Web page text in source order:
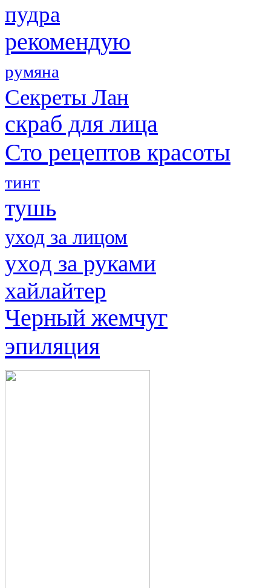
пудра
рекомендую
румяна
Секреты Лан
скраб для лица
Сто рецептов красоты
тинт
тушь
уход за лицом
уход за руками
хайлайтер
Черный жемчуг
эпиляция